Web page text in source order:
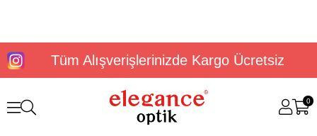
Tüm Alışverişlerinizde Kargo Ücretsiz
0